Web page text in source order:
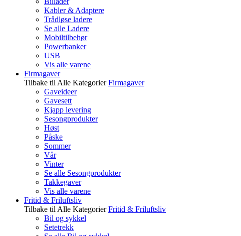
Kabler & Adaptere
Trådløse ladere
Se alle Ladere
Mobiltilbehør
Powerbanker
USB
Vis alle varene
Firmagaver
Tilbake til Alle Kategorier Firmagaver
Gaveideer
Gavesett
Kjapp levering
Sesongprodukter
Høst
Påske
Sommer
Vår
Vinter
Se alle Sesongprodukter
Takkegaver
Vis alle varene
Fritid & Friluftsliv
Tilbake til Alle Kategorier Fritid & Friluftsliv
Bil og sykkel
Setetrekk